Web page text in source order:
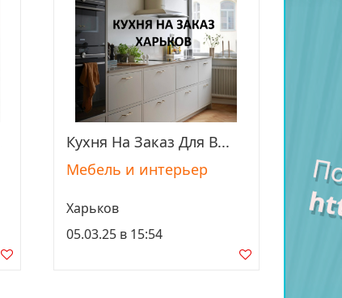
Просмотреть
Кухня На Заказ Для В...
Мебель и интерьер
Харьков
05.03.25 в 15:54